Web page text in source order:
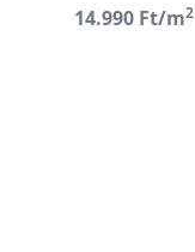
14.990 Ft/m2